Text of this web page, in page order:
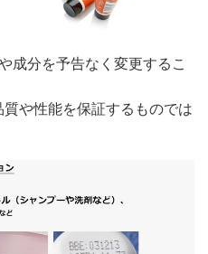
成分を予告なく変更するこ
や性能を保証するものでは